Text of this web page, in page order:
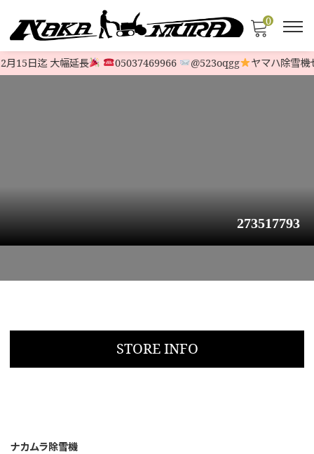
0
15日迄 大幅延長 05037469966 @523oqgg ヤマハ除雪機セ
273517793
STORE INFO
ナカムラ除雪機